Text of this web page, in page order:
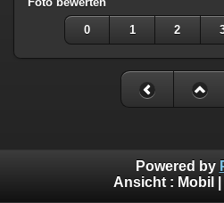
0 1 2
Powered by
Ansicht : Mobil